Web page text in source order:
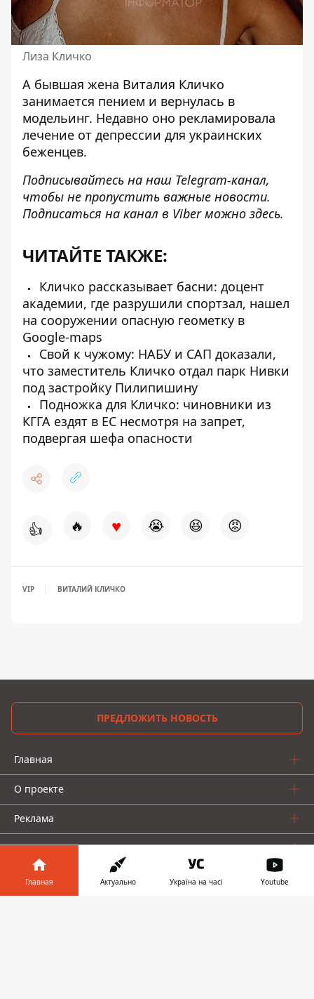
Лиза Кличко
А бывшая жена Виталия Кличко
занимается пением и вернулась в
модельинг. Недавно оно рекламировала
лечение от депрессии для украинских
беженцев.
Подписывайтесь на наш Telegram-канал,
чтобы не пропустить важные новости.
Подписаться на канал в Viber можно здесь.
ЧИТАЙТЕ ТАКЖЕ:
Кличко рассказывает басни: доцент
академии, где разрушили спортзал, нашел
на сооружении опасную геометку в
Google-maps
Свой к чужому: НАБУ и САП доказали,
что заместитель Кличко отдал парк Нивки
под застройку Пилипишину
Подножка для Кличко: чиновники из
КГГА ездят в ЕС несмотря на запрет,
подвергая шефа опасности
👍 🔥 ♥ 😭 😆 😡
VIP ВИТАЛИЙ КЛИЧКО
ПРЕДЛОЖИТЬ НОВОСТЬ
Главная
О проекте
Реклама
О нас
Главная Актуально Україна на часі Youtube